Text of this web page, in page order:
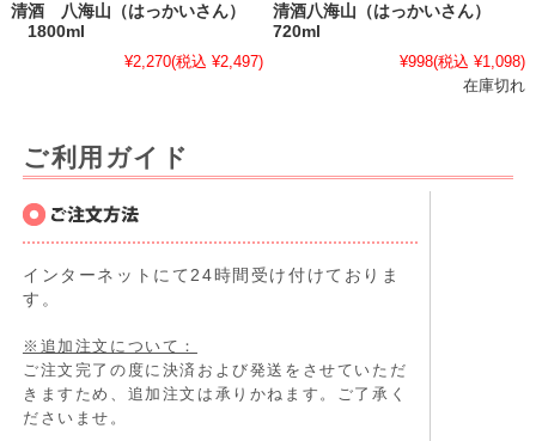
清酒 八海山（はっかいさん）
1800ml
¥2,270(税込 ¥2,497)
清酒八海山（はっかいさん）
720ml
¥998(税込 ¥1,098)
在庫切れ
ご利用ガイド
インターネットにて24時間受け付けておりま
す。
※追加注文について：
ご注文完了の度に決済および発送をさせていただ
きますため、追加注文は承りかねます。ご了承く
ださいませ。